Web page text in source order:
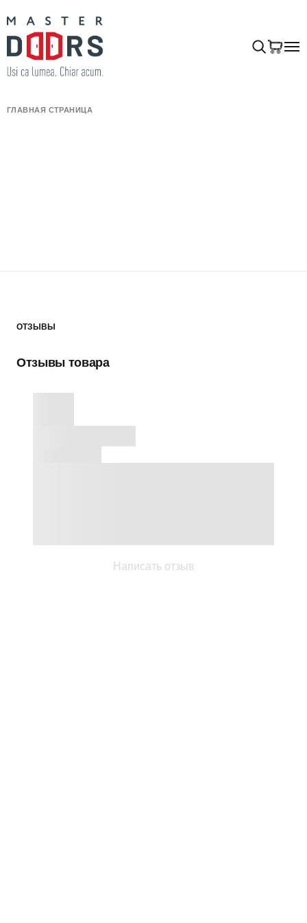
ГЛАВНАЯ СТРАНИЦА
ОТЗЫВЫ
Отзывы товара
Написать отзыв